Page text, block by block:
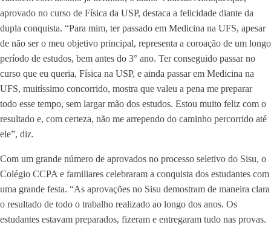
aprovado no curso de Física da USP, destaca a felicidade diante da
dupla conquista. “Para mim, ter passado em Medicina na UFS, apesar
de não ser o meu objetivo principal, representa a coroação de um longo
período de estudos, bem antes do 3° ano. Ter conseguido passar no
curso que eu queria, Física na USP, e ainda passar em Medicina na
UFS, muitíssimo concorrido, mostra que valeu a pena me preparar
todo esse tempo, sem largar mão dos estudos. Estou muito feliz com o
resultado e, com certeza, não me arrependo do caminho percorrido até
ele”, diz.
Com um grande número de aprovados no processo seletivo do Sisu, o
Colégio CCPA e familiares celebraram a conquista dos estudantes com
uma grande festa. “As aprovações no Sisu demostram de maneira clara
o resultado de todo o trabalho realizado ao longo dos anos. Os
estudantes estavam preparados, fizeram e entregaram tudo nas provas.